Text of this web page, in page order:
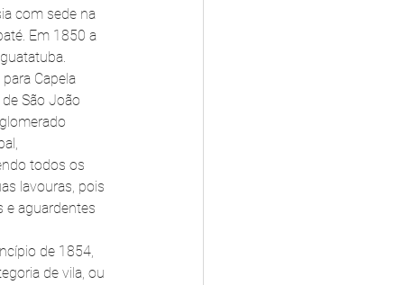
com sede na
Em 1850 a
Capela
São João
todos os
lavouras, pois
e aguardentes
de 1854,
de vila, ou